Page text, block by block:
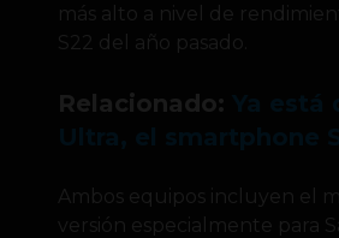
más alto a nivel de
S22 del año pasado.
Relacionado:
Ambos equipos incluyen el
versión especialmente